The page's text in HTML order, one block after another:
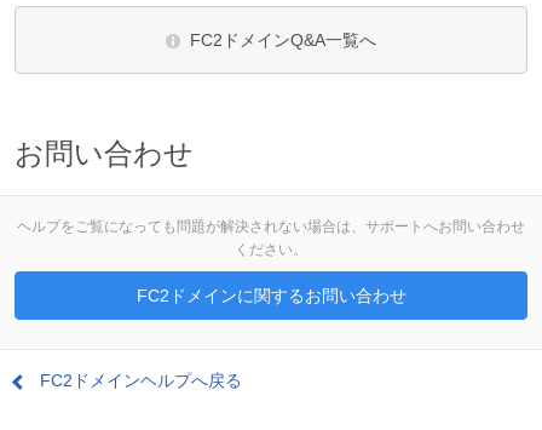
FC2ドメインQ&A一覧へ
お問い合わせ
ヘルプをご覧になっても問題が解決されない場合は、サポートへお問い合わせ
ください。
FC2ドメインに関するお問い合わせ
FC2ドメインヘルプへ戻る